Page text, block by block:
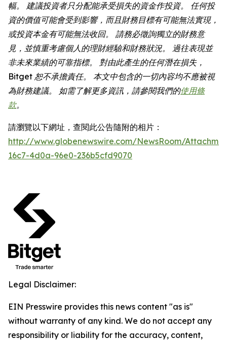
幅。 建議投資者只分配能承受損失的資金作投資。 任何投
資的價值可能會受到影響，而且財務目標有可能無法實現，
或投資本金有可能無法收回。 請務必徵詢獨立的財務意
見，並慎重考慮個人的理財經驗和財務狀況。 過往表現並
非未來業績的可靠指標。 對由此產生的任何潛在損失，
Bitget 恕不承擔責任。 本文中包含的一切內容均不應被視
為財務建議。 如需了解更多資訊，請參閱我們的使用條
款。
請瀏覽以下網址，查閱此公告隨附的相片：
http://www.globenewswire.com/NewsRoom/
16c7-4d0a-96e0-236b5cfd9070
Legal Disclaimer:
EIN Presswire provides this news content "as is"
without warranty of any kind. We do not accept any
responsibility or liability for the accuracy, content,